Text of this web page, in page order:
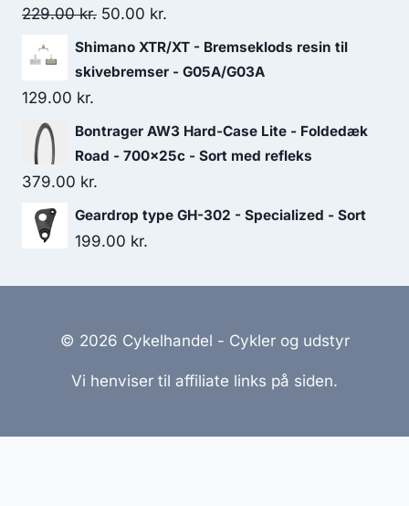
229.00kr. Original
price
was:
50.00 kr.
price
is:
Shimano XTR/XT - Bremseklods resin til
skivebremser - G05A/G03A
129.00 kr.
Bontrager AW3 Hard-Case Lite - Foldedæk
Road - 700x25c - Sort med refleks
379.00 kr.
Geardrop type GH-302 - Specialized - Sort
199.00 kr.
© 2026 Cykelhandel - Cykler og udstyr
Vi henviser til affiliate links på siden.